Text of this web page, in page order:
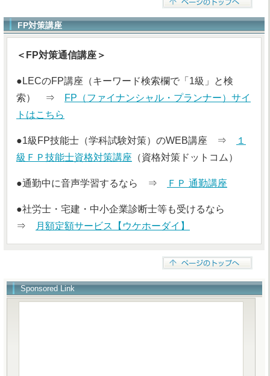
FP対策講座
＜FP対策通信講座＞
●LECのFP講座（キーワード検索欄で「1級」と検
索） ⇒
FP（ファイナンシャル・プランナー）サイ
トはこちら
●1級FP技能士（学科試験対策）のWEB講座 ⇒
１
級ＦＰ技能士資格対策講座 （資格対策ドットコム）
●通勤中に音声学習するなら ⇒ ＦＰ 通勤講座
●社労士・宅建・中小企業診断士等も受けるなら
⇒
月額定額サービス【ウケホーダイ】
Sponsored Link